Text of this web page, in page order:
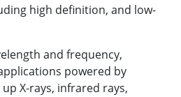
high definition, and low-
and frequency,
powered by
X-rays, infrared rays,